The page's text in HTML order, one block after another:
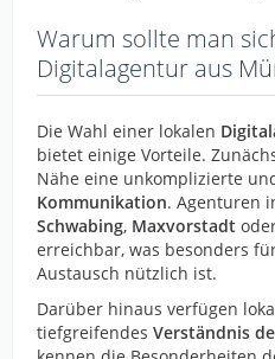
Warum sollte man
Digitalagentur aus
Die Wahl einer lokalen
bietet einige Vorteile.
Nähe eine unkomplizierte
Kommunikation. Agenturen
Schwabing, Maxvorstadt
erreichbar, was besonders
Austausch nützlich ist.
Darüber hinaus verfügen
tiefgreifendes Verständnis